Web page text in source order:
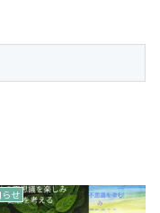
らせ